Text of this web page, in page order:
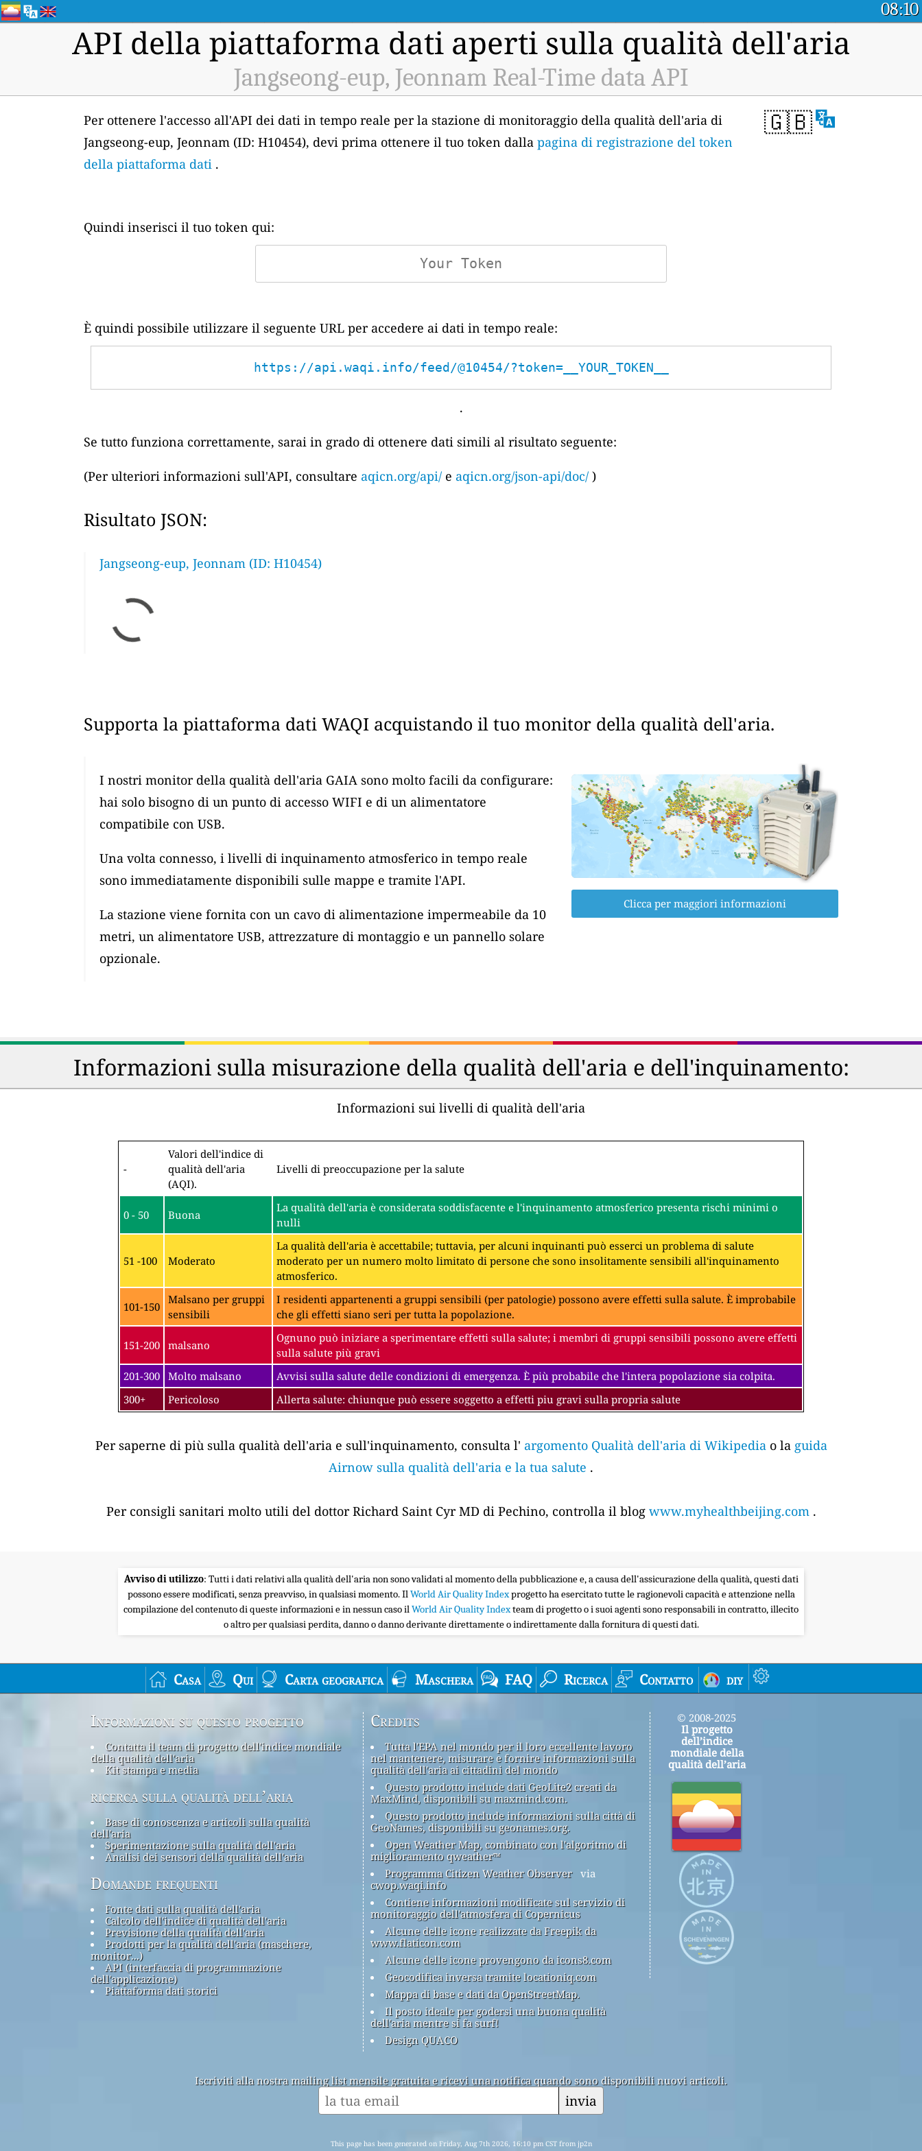
08:10
API della piattaforma dati aperti sulla qualità dell'aria
Jangseong-eup, Jeonnam Real-Time data API
🇬🇧
Per ottenere l'accesso all'API dei dati in tempo reale per la stazione di monitoraggio della qualità dell'aria di
Jangseong-eup, Jeonnam (ID: H10454), devi prima ottenere il tuo token dalla pagina di registrazione del token
della piattaforma dati .
Quindi inserisci il tuo token qui:
È quindi possibile utilizzare il seguente URL per accedere ai dati in tempo reale:
https://api.waqi.info/feed/@10454/?token=__YOUR_TOKEN__
.
Se tutto funziona correttamente, sarai in grado di ottenere dati simili al risultato seguente:
(Per ulteriori informazioni sull'API, consultare aqicn.org/api/ e aqicn.org/json-api/doc/ )
Risultato JSON:
Jangseong-eup, Jeonnam (ID: H10454)
Supporta la piattaforma dati WAQI acquistando il tuo monitor della qualità dell'aria.
I nostri monitor della qualità dell'aria GAIA sono molto facili da configurare:
hai solo bisogno di un punto di accesso WIFI e di un alimentatore
compatibile con USB.
Una volta connesso, i livelli di inquinamento atmosferico in tempo reale
sono immediatamente disponibili sulle mappe e tramite l'API.
La stazione viene fornita con un cavo di alimentazione impermeabile da 10
metri, un alimentatore USB, attrezzature di montaggio e un pannello solare
opzionale.
Clicca per maggiori informazioni
Informazioni sulla misurazione della qualità dell'aria e dell'inquinamento:
Informazioni sui livelli di qualità dell'aria
-
Valori dell'indice di
qualità dell'aria
(AQI).
Livelli di preoccupazione per la salute
0 - 50 Buona
La qualità dell'aria è considerata soddisfacente e l'inquinamento atmosferico presenta rischi minimi o
nulli
51 -100 Moderato
La qualità dell'aria è accettabile; tuttavia, per alcuni inquinanti può esserci un problema di salute
moderato per un numero molto limitato di persone che sono insolitamente sensibili all'inquinamento
atmosferico.
101-150
Malsano per gruppi
sensibili
I residenti appartenenti a gruppi sensibili (per patologie) possono avere effetti sulla salute. È improbabile
che gli effetti siano seri per tutta la popolazione.
151-200 malsano
Ognuno può iniziare a sperimentare effetti sulla salute; i membri di gruppi sensibili possono avere effetti
sulla salute più gravi
201-300 Molto malsano
Avvisi sulla salute delle condizioni di emergenza. È più probabile che l'intera popolazione sia colpita.
300+
Pericoloso Allerta salute: chiunque può essere soggetto a effetti piu gravi sulla propria salute
Per saperne di più sulla qualità dell'aria e sull'inquinamento, consulta l' argomento Qualità dell'aria di Wikipediao la guida
Airnow sulla qualità dell'aria e la tua salute .
Per consigli sanitari molto utili del dottor Richard Saint Cyr MD di Pechino, controlla il blog www.myhealthbeijing.com.
Avviso di utilizzo: Tutti i dati relativi alla qualità dell'aria non sono validati al momento della pubblicazione e, a causa dell'assicurazione della qualità, questi dati
possono essere modificati, senza preavviso, in qualsiasi momento. IlWorld Air Quality Indexprogetto ha esercitato tutte le ragionevoli capacità e attenzione nella
compilazione del contenuto di queste informazioni e in nessun caso ilWorld Air Quality Indexteam di progetto o i suoi agenti sono responsabili in contratto, illecito
o altro per qualsiasi perdita, danno o danno derivante direttamente o indirettamente dalla fornitura di questi dati.
Casa Qui Carta geografica Maschera FAQ Ricerca Contatto diy
Informazioni su questo progetto
Contatta il team di progetto dell'indice mondiale
della qualità dell'aria
Kit stampa e media
ricerca sulla qualità dell’aria
Base di conoscenza e articoli sulla qualità
dell'aria
Sperimentazione sulla qualità dell'aria
Analisi dei sensori della qualità dell'aria
Domande frequenti
Fonte dati sulla qualità dell'aria
Calcolo dell'indice di qualità dell'aria
Previsione della qualità dell'aria
Prodotti per la qualità dell'aria (maschere,
monitor...)
API (interfaccia di programmazione
dell'applicazione)
Piattaforma dati storici
Credits
Tutta l'EPA nel mondo per il loro eccellente lavoro
nel mantenere, misurare e fornire informazioni sulla
qualità dell'aria ai cittadini del mondo
Questo prodotto include dati GeoLite2 creati da
MaxMind, disponibili su maxmind.com.
Questo prodotto include informazioni sulla città di
GeoNames, disponibili su geonames.org.
Open Weather Map, combinato con l'algoritmo di
miglioramento qweather™
Programma Citizen Weather Observer via
cwop.waqi.info
Contiene informazioni modificate sul servizio di
monitoraggio dell'atmosfera di Copernicus
Alcune delle icone realizzate da Freepik da
www.flaticon.com
Alcune delle icone provengono da icons8.com
Geocodifica inversa tramite locationiq.com
Mappa di base e dati da OpenStreetMap.
Il posto ideale per godersi una buona qualità
dell'aria mentre si fa surf!
Design QUACO
© 2008-2025
Il progetto
dell’indice
mondiale della
qualità dell’aria
Iscriviti alla nostra mailing list mensile gratuita e ricevi una notifica quando sono disponibili nuovi articoli.
invia
This page has been generated on Friday, Aug 7th 2026, 16:10 pm CST from jp2n